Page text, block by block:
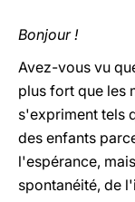
Bonjour !
Avez-vous vu
plus fort que les
s'expriment tels
des enfants
l'espérance,
spontanéité, de